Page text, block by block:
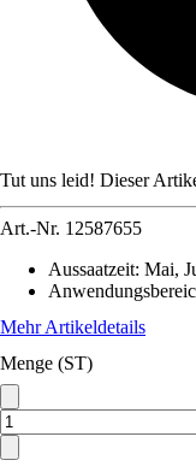
Tut uns leid! Dieser
Art.-Nr. 12587655
Aussaatzeit: Mai,
Mehr Artikeldetails
Menge (ST)